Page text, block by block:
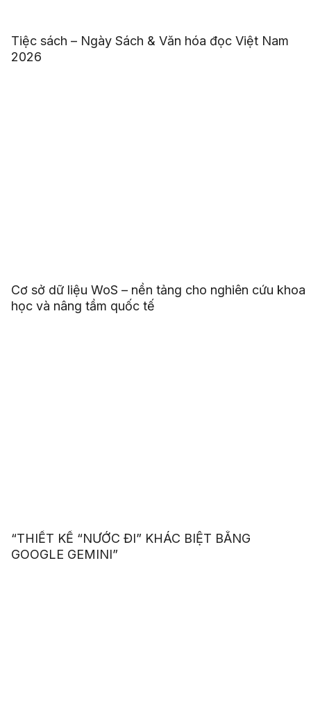
Tiệc sách – Ngày Sách & Văn hóa đọc Việt Nam
2026
Cơ sở dữ liệu WoS – nền tảng cho nghiên cứu khoa
học và nâng tầm quốc tế
“THIẾT KẾ “NƯỚC ĐI” KHÁC BIỆT BẰNG
GOOGLE GEMINI”